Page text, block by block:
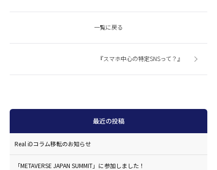
一覧に戻る
『スマホ中心の特定SNSって？』
最近の投稿
Real iDコラム移転のお知らせ
「METAVERSE JAPAN SUMMIT」に参加しました！